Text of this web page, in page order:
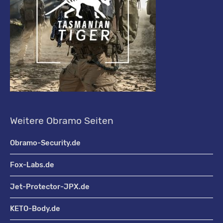
Weitere Obramo Seiten
Obramo-Security.de
Fox-Labs.de
Jet-Protector-JPX.de
KETO-Body.de